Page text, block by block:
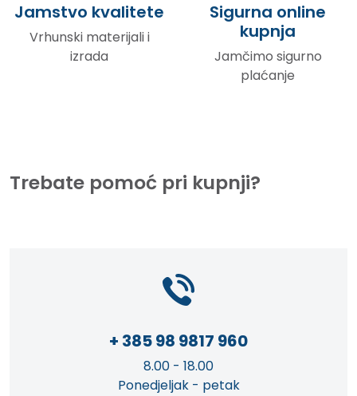
Jamstvo kvalitete
Vrhunski materijali i
izrada
Sigurna online
kupnja
Jamčimo sigurno
plaćanje
Trebate pomoć pri kupnji?
+ 385 98 9817 960
8.00 - 18.00
Ponedjeljak - petak